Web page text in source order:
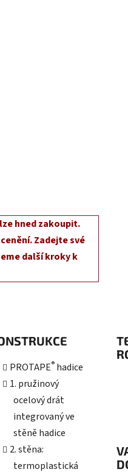
hned zakoupit.
Zadejte své
další kroky k
PROTAPE® hadice
1. pružinový
ocelový drát
integrovaný ve
stěně hadice
2. stěna:
termoplastická